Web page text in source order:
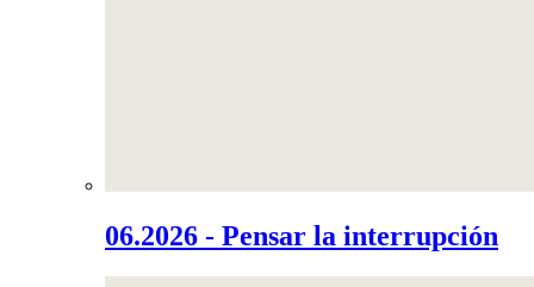
06.2026 - Pensar la interrupción